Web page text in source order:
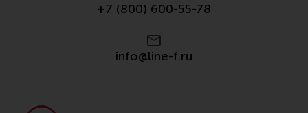
+7 (800) 600-55-78
info@line-f.ru